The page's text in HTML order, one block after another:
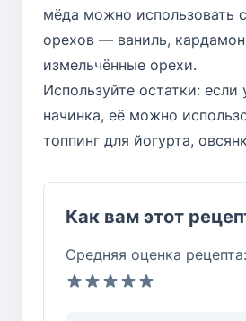
мёда можно использовать
орехов — ваниль,
измельчённые орехи.
Используйте остатки: если
начинка, её можно
топпинг для йогурта,
Как вам этот
Средняя оценка рецепта: